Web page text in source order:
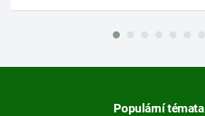
Populární témata